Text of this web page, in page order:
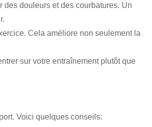
des douleurs et des courbatures. Un
Cela améliore non seulement la
sur votre entraînement plutôt que
Voici quelques conseils: